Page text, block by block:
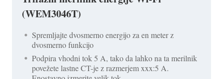
(WEM3046T)
Spremljajte dvosmerno energijo za en meter z
dvosmerno funkcijo
Podpira vhodni tok 5 A, tako da lahko na ta merilnik
povežete lastne CT-je z razmerjem xxx:5 A.